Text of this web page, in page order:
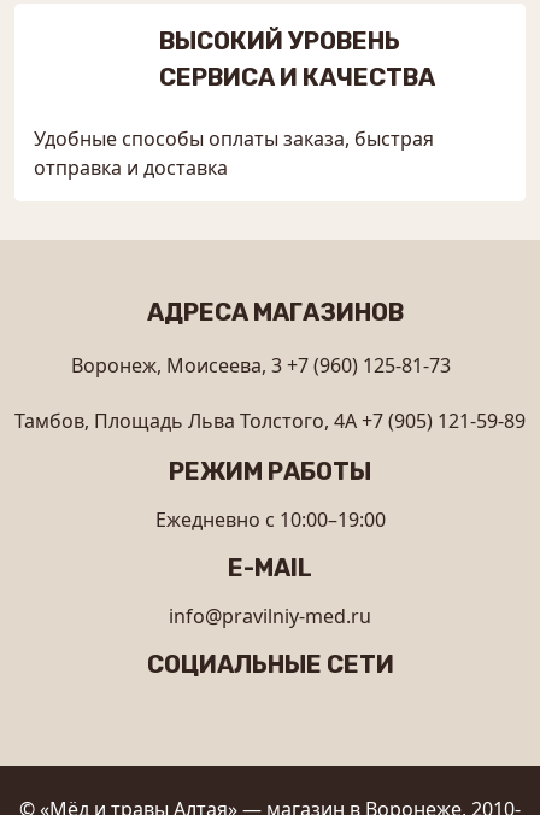
ВЫСОКИЙ УРОВЕНЬ
СЕРВИСА И КАЧЕСТВА
Удобные способы оплаты заказа, быстрая
отправка и доставка
АДРЕСА МАГАЗИНОВ
Воронеж, Моисеева, 3+7 (960) 125-81-73
Тамбов, Площадь Льва Толстого, 4А+7 (905) 121-59-89
РЕЖИМ РАБОТЫ
Ежедневно с 10:00–19:00
E-MAIL
info@pravilniy-med.ru
СОЦИАЛЬНЫЕ СЕТИ
© «Мёд и травы Алтая» — магазин в Воронеже, 2010-